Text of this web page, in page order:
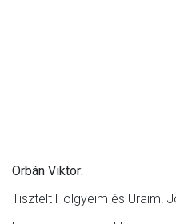
Orbán Viktor:
Tisztelt Hölgyeim és Uraim!